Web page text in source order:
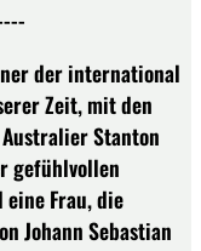
der international
Zeit, mit den
Australier Stanton
gefühlvollen
Frau, die
Johann Sebastian